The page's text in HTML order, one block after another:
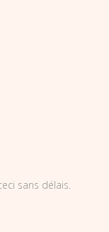
sans délais.